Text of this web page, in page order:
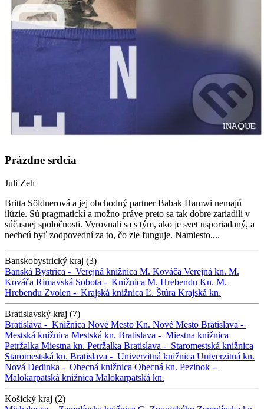
Prázdne srdcia
Juli Zeh
Britta Söldnerová a jej obchodný partner Babak Hamwi nemajú
ilúzie. Sú pragmatickí a možno práve preto sa tak dobre zariadili v
súčasnej spoločnosti. Vyrovnali sa s tým, ako je svet usporiadaný, a
nechcú byť zodpovední za to, čo zle funguje. Namiesto....
Banskobystrický kraj (3)
Banská Bystrica - Verejná knižnica M. Kováča Verejná kn. M.
Kováča Rimavská Sobota - Knižnica M. Hrebendu Kn. M.
Hrebendu Zvolen - Krajská knižnica Ľ. Štúra Krajská kn.
Bratislavský kraj (7)
Bratislava - Knižnica Nové Mesto Kn. Nové Mesto Bratislava -
Mestská knižnica Mestská kn. Bratislava - Miestna knižnica
Petržalka Miestna kn. Petržalka Bratislava - Staromestská knižnica
Staromestská kn. Bratislava - Univerzitná knižnica Univerzitná kn.
Nová Dedinka - Obecná knižnica Obecná kn. Pezinok -
Malokarpatská knižnica Malokarpatská kn.
Košický kraj (2)